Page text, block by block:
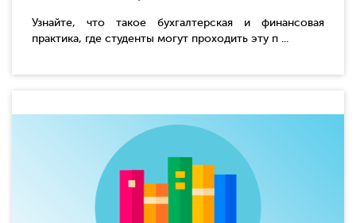
Узнайте, что такое бухгалтерская и финансовая
практика, где студенты могут проходить эту п ...